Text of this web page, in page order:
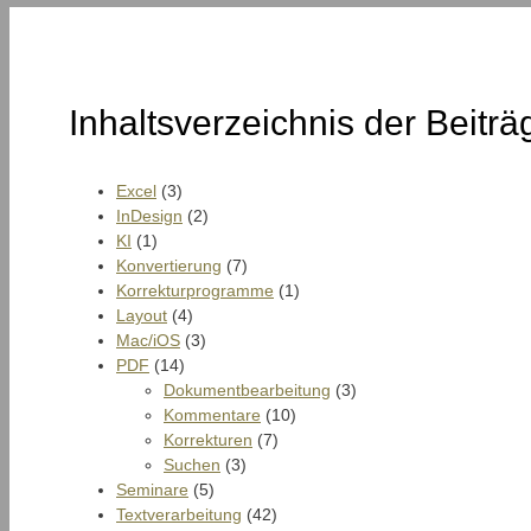
Inhaltsverzeichnis der
Excel (3)
InDesign (2)
KI (1)
Konvertierung (7)
Korrekturprogramme (1)
Layout (4)
Mac/iOS (3)
PDF (14)
Dokumentbearbeitung (3)
Kommentare (10)
Korrekturen (7)
Suchen (3)
Seminare (5)
Textverarbeitung (42)